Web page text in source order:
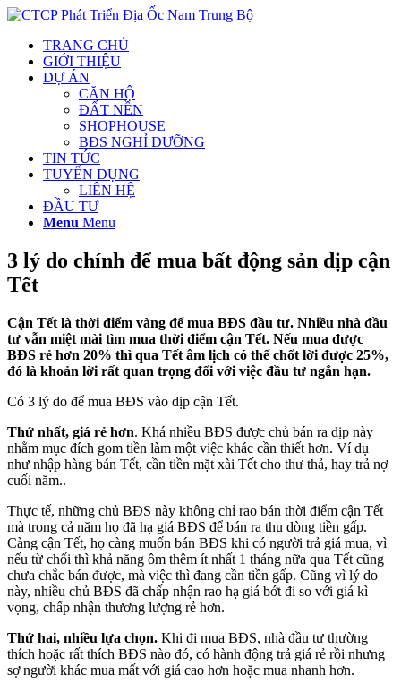
TRANG CHỦ
GIỚI THIỆU
DỰ ÁN
CĂN HỘ
ĐẤT NỀN
SHOPHOUSE
BĐS NGHỈ DƯỠNG
TIN TỨC
TUYỂN DỤNG
LIÊN HỆ
ĐẦU TƯ
Menu Menu
3 lý do chính để mua bất động sản dịp cận
Tết
Cận Tết là thời điểm vàng để mua BĐS đầu tư. Nhiều nhà đầu
tư vẫn miệt mài tìm mua thời điểm cận Tết. Nếu mua được
BĐS rẻ hơn 20% thì qua Tết âm lịch có thể chốt lời được 25%,
đó là khoản lời rất quan trọng đối với việc đầu tư ngắn hạn.
Có 3 lý do để mua BĐS vào dịp cận Tết.
Thứ nhất, giá rẻ hơn. Khá nhiều BĐS được chủ bán ra dịp này
nhằm mục đích gom tiền làm một việc khác cần thiết hơn. Ví dụ
như nhập hàng bán Tết, cần tiền mặt xài Tết cho thư thả, hay trả nợ
cuối năm..
Thực tế, những chủ BĐS này không chỉ rao bán thời điểm cận Tết
mà trong cả năm họ đã hạ giá BĐS để bán ra thu dòng tiền gấp.
Càng cận Tết, họ càng muốn bán BĐS khi có người trả giá mua, vì
nếu từ chối thì khả năng ôm thêm ít nhất 1 tháng nữa qua Tết cũng
chưa chắc bán được, mà việc thì đang cần tiền gấp. Cũng vì lý do
này, nhiều chủ BĐS đã chấp nhận rao hạ giá bớt đi so với giá kì
vọng, chấp nhận thương lượng rẻ hơn.
Thứ hai, nhiều lựa chọn. Khi đi mua BĐS, nhà đầu tư thường
thích hoặc rất thích BĐS nào đó, có hành động trả giá rẻ rồi nhưng
sợ người khác mua mất với giá cao hơn hoặc mua nhanh hơn.